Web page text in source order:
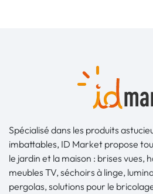
Spécialisé dans les produits
imbattables, ID Market propose
le jardin et la maison : brises vues,
meubles TV, séchoirs à linge,
pergolas, solutions pour le